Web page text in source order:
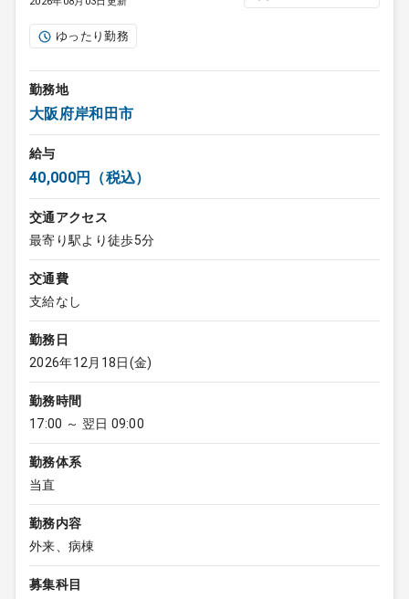
ゆったり勤務
勤務地
大阪府岸和田市
給与
40,000円（税込）
交通アクセス
最寄り駅より徒歩5分
交通費
支給なし
勤務日
2026年12月18日(金)
勤務時間
17:00 ～ 翌日 09:00
勤務体系
当直
勤務内容
外来、病棟
募集科目